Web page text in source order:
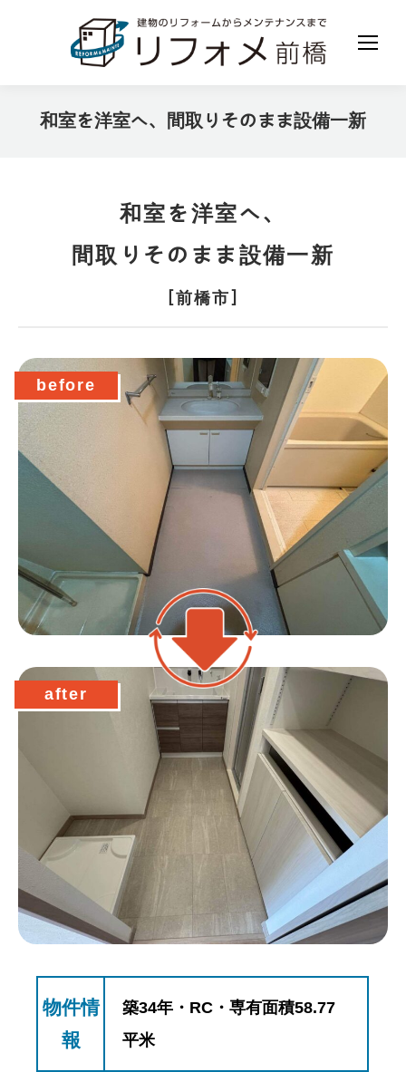
和室を洋室へ、間取りそのまま設備一新
和室を洋室へ、
間取りそのまま設備一新
［前橋市］
before
after
物件情
報
築34年・RC・専有面積58.77
平米